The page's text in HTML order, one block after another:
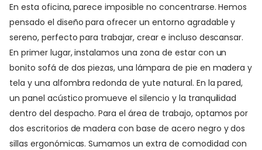
En esta oficina, parece imposible no concentrarse. Hemos
pensado el diseño para ofrecer un entorno agradable y
sereno, perfecto para trabajar, crear e incluso descansar.
En primer lugar, instalamos una zona de estar con un
bonito sofá de dos piezas, una lámpara de pie en madera y
tela y una alfombra redonda de yute natural. En la pared,
un panel acústico promueve el silencio y la tranquilidad
dentro del despacho. Para el área de trabajo, optamos por
dos escritorios de madera con base de acero negro y dos
sillas ergonómicas. Sumamos un extra de comodidad con